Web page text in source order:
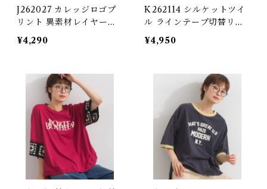
J262027 カレッジロゴプ
リント 異素材レイヤード
風チュニック / College
Logo Print Mixed-Fabri
¥4,290
K262114 シルケットツイ
ル ラインテープ切替リメ
イク風ロゴプルオーバー /
Mercerized Twill Rema
with Line Tape
¥4,950